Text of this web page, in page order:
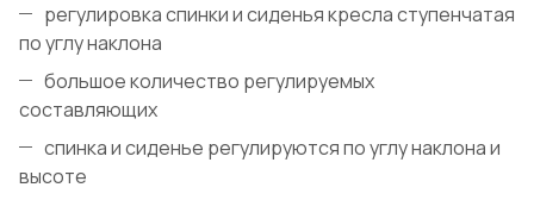
регулировка спинки и сиденья кресла ступенчатая
по углу наклона
большое количество регулируемых
составляющих
спинка и сиденье регулируются по углу наклона и
высоте